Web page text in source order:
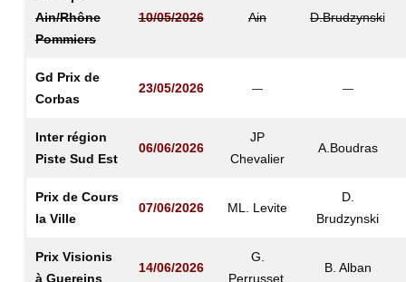
Ain/Rhône
Pommiers
10/05/2026 Ain D.Brudzynski
Gd Prix de
Corbas
23/05/2026
Inter région
Piste Sud Est
06/06/2026
JP
Chevalier
A.Boudras
Prix de Cours
la Ville
07/06/2026 ML. Levite
D.
Brudzynski
Prix Visionis
à Guereins
14/06/2026
G.
Perrusset
B. Alban